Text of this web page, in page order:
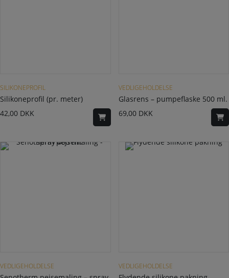
SILIKONEPROFIL
Silikoneprofil (pr. meter)
42,00 DKK
VEDLIGEHOLDELSE
Glasrens – pumpeflaske 500 ml.
69,00 DKK
VEDLIGEHOLDELSE VEDLIGEHOLDELSE